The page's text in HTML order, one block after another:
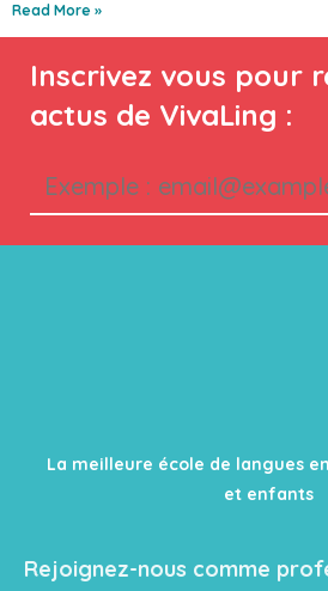
Read More »
Inscrivez vous pour
actus de VivaLing :
La meilleure école de langues
et enfants
Rejoignez-nous comme